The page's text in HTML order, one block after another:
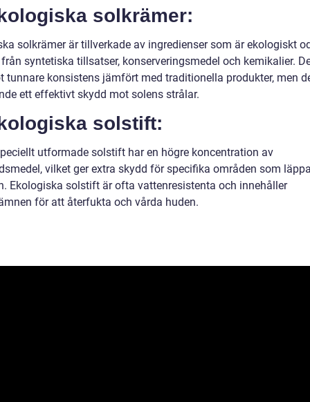
solkrämer:
solkrämer är tillverkade av ingredienser som är ekologiskt
syntetiska tillsatser, konserveringsmedel och kemikalier.
tunnare konsistens jämfört med traditionella produkter, men
ett effektivt skydd mot solens strålar.
solstift:
utformade solstift har en högre koncentration av
vilket ger extra skydd för specifika områden som
Ekologiska solstift är ofta vattenresistenta och innehåller
för att återfukta och vårda huden.